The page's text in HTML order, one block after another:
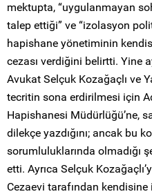
mektupta, “uygulanmayan
talep ettiği” ve “izolasyon
hapishane yönetiminin
cezası verdiğini belirtti. Yine
Avukat Selçuk Kozağaçlı ve
tecritin sona erdirilmesi için
Hapishanesi Müdürlüğü’ne,
dilekçe yazdığını; ancak bu
sorumluluklarında olmadığı
etti. Ayrıca Selçuk
Cezaevi tarafından